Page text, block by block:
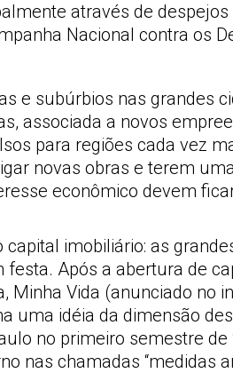
através de
Nacional contra os
e subúrbios nas grandes
associada a novos
para regiões cada vez
novas obras e terem
econômico devem
imobiliário: as
Após a abertura de
Minha Vida (anunciado no
uma idéia da dimensão
no primeiro semestre
nas chamadas “medidas